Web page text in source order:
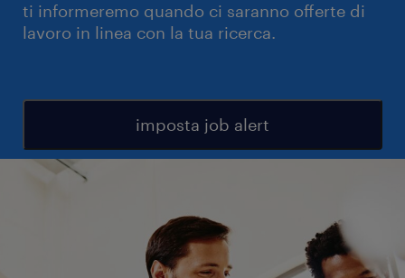
ti informeremo quando ci saranno offerte di
lavoro in linea con la tua ricerca.
imposta job alert